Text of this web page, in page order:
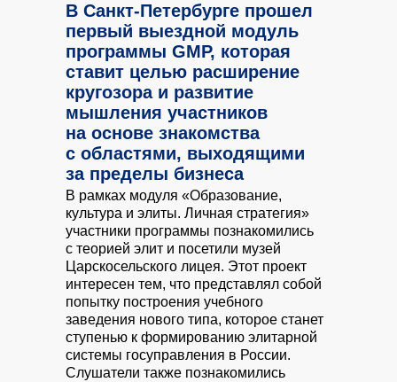
В Санкт-Петербурге прошел
первый выездной модуль
программы GMP, которая
ставит целью расширение
кругозора и развитие
мышления участников
на основе знакомства
с областями, выходящими
за пределы бизнеса
В рамках модуля «Образование,
культура и элиты. Личная стратегия»
участники программы познакомились
с теорией элит и посетили музей
Царскосельского лицея. Этот проект
интересен тем, что представлял собой
попытку построения учебного
заведения нового типа, которое станет
ступенью к формированию элитарной
системы госуправления в России.
Слушатели также познакомились